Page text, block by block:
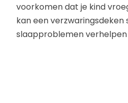
voorkomen dat je kind
kan een verzwaringsdeken
slaapproblemen verhelpen